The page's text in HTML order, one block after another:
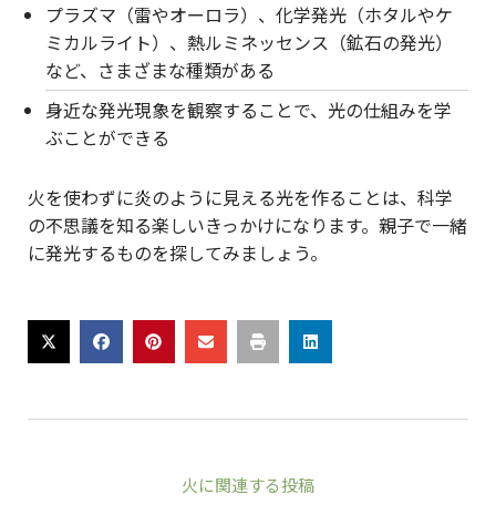
プラズマ（雷やオーロラ）、化学発光（ホタルやケ
ミカルライト）、熱ルミネッセンス（鉱石の発光）
など、さまざまな種類がある
身近な発光現象を観察することで、光の仕組みを学
ぶことができる
火を使わずに炎のように見える光を作ることは、科学
の不思議を知る楽しいきっかけになります。親子で一緒
に発光するものを探してみましょう。
火に関連する投稿